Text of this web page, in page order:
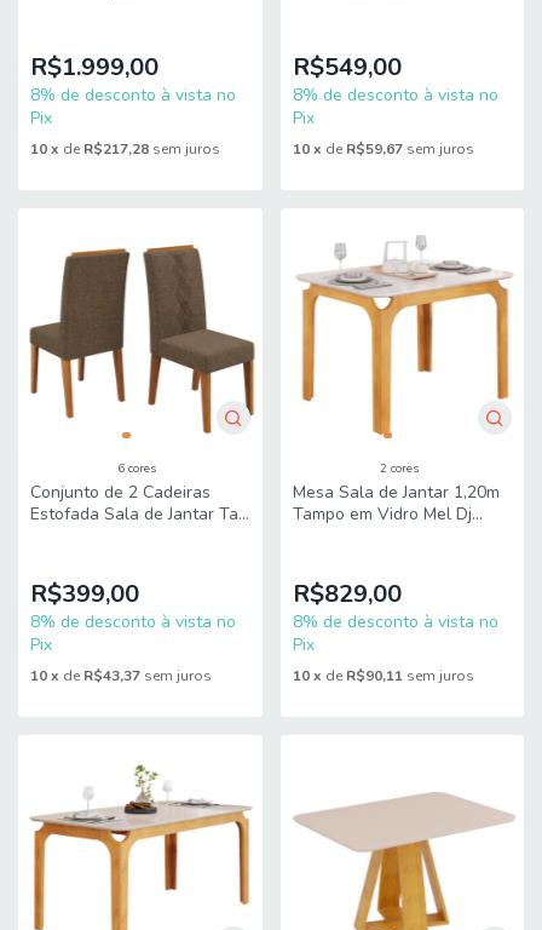
R$1.999,00
8% de desconto à vista no
Pix
10x de R$217,28 sem juros
R$549,00
8% de desconto à vista no
Pix
10 x de R$59,67 sem juros
6 cores
Conjunto de 2 Cadeiras
Estofada Sala de Jantar Tati
R$399,00
8% de desconto à vista no
Pix
10x de R$43,37 sem juros
2 cores
Mesa Sala de Jantar 1,20m
Tampo em Vidro Mel Dj
R$829,00
8% de desconto à vista no
Pix
10 x de R$90,11 sem juros